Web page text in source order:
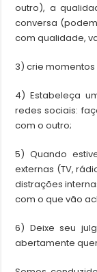
outro), a
conversa
com qualidade,
3) crie
4) Estabeleça
redes sociais:
com o outro;
5) Quando
externas (TV,
distrações
com o que vão
6) Deixe seu
abertamente